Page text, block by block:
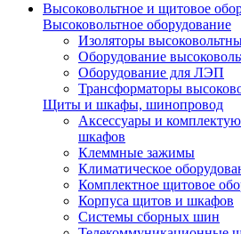
Высоковольтное и щитовое
Высоковольтное оборудование
Изоляторы
Оборудование
Оборудование для ЛЭП
Трансформаторы
Щиты и шкафы, шинопровод
Аксессуары и
шкафов
Клеммные зажимы
Климатическое
Комплектное щитовое
Корпуса щитов и шкафов
Системы сборных шин